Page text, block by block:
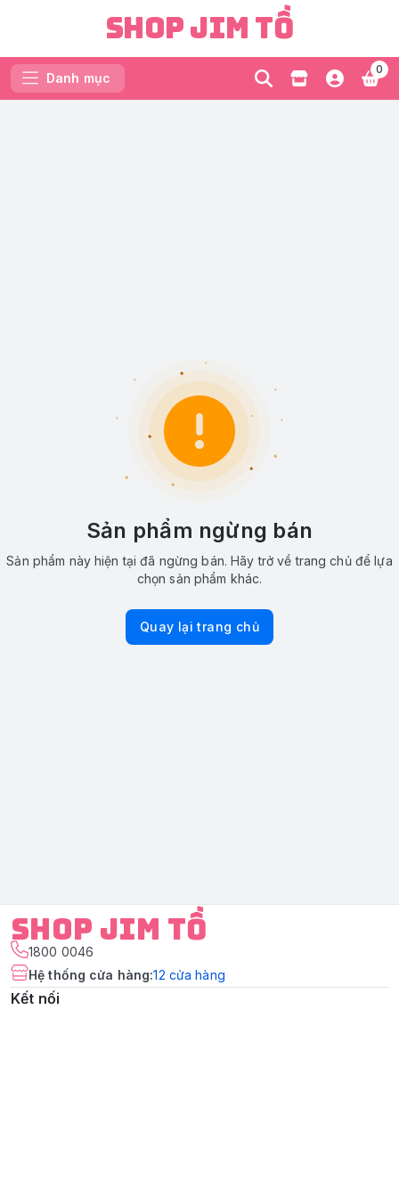
Shop Jim Tồ
Danh mục
0
Sản phẩm ngừng bán
Sản phẩm này hiện tại đã ngừng bán. Hãy trở về trang chủ để lựa
chọn sản phẩm khác.
Quay lại trang chủ
Shop Jim Tồ
1800 0046
Hệ thống cửa hàng:12 cửa hàng
Kết nối